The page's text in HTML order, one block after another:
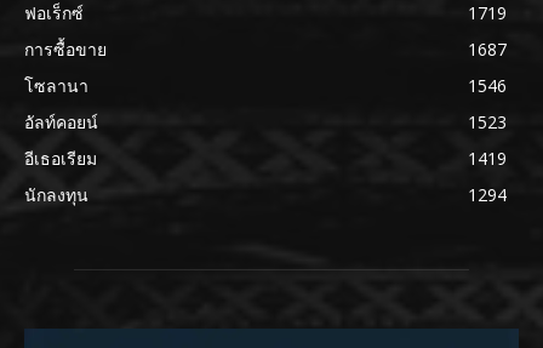
ฟอเร็กซ์
1719
การซื้อขาย
1687
โซลานา
1546
อัลท์คอยน์
1523
อีเธอเรียม
1419
นักลงทุน
1294